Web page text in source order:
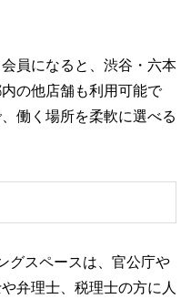
員になると、渋谷・六本
の他店舗も利用可能で
働く場所を柔軟に選べる
グスペースは、官公庁や
弁理士、税理士の方に人